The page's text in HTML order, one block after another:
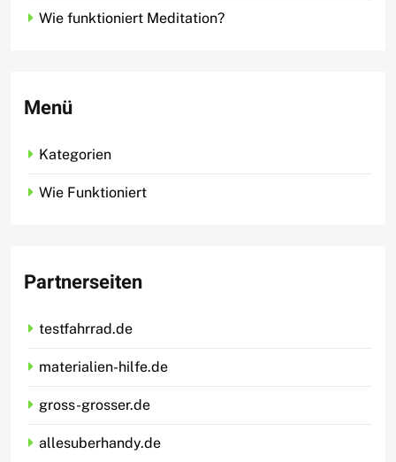
Wie funktioniert Meditation?
Menü
Kategorien
Wie Funktioniert
Partnerseiten
testfahrrad.de
materialien-hilfe.de
gross-grosser.de
allesuberhandy.de